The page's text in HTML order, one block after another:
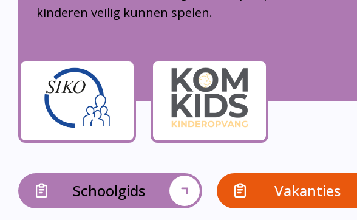
kinderen veilig kunnen spelen.
Schoolgids Vakanties